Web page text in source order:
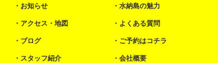
お知らせ 水納島の魅力
アクセス・地図 よくある質問
ブログ ご予約はコチラ
スタッフ紹介 会社概要